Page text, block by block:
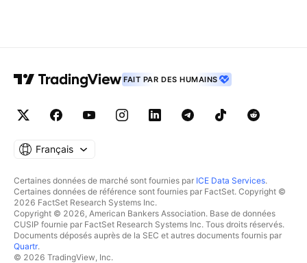
FAIT PAR DES HUMAINS
Français
Certaines données de marché sont fournies par ICE Data Services.
Certaines données de référence sont fournies par FactSet. Copyright ©
2026 FactSet Research Systems Inc.
Copyright © 2026, American Bankers Association. Base de données
CUSIP fournie par FactSet Research Systems Inc. Tous droits réservés.
Documents déposés auprès de la SEC et autres documents fournis par
Quartr.
© 2026 TradingView, Inc.